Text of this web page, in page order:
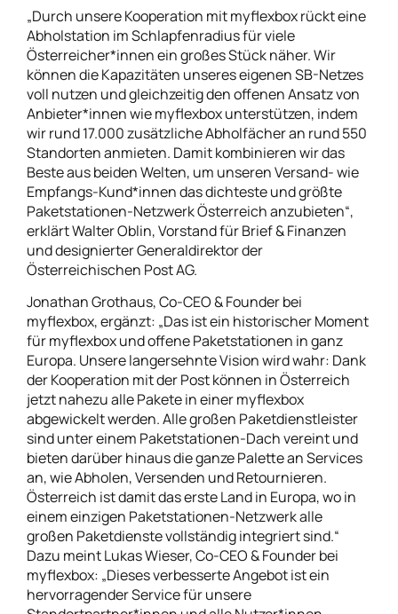
„Durch unsere Kooperation mit myflexbox rückt eine
Abholstation im Schlapfenradius für viele
Österreicher*innen ein großes Stück näher. Wir
können die Kapazitäten unseres eigenen SB-Netzes
voll nutzen und gleichzeitig den offenen Ansatz von
Anbieter*innen wie myflexbox unterstützen, indem
wir rund 17.000 zusätzliche Abholfächer an rund 550
Standorten anmieten. Damit kombinieren wir das
Beste aus beiden Welten, um unseren Versand- wie
Empfangs-Kund*innen das dichteste und größte
Paketstationen-Netzwerk Österreich anzubieten“,
erklärt Walter Oblin, Vorstand für Brief & Finanzen
und designierter Generaldirektor der
Österreichischen Post AG.
Jonathan Grothaus, Co-CEO & Founder bei
myflexbox, ergänzt: „Das ist ein historischer Moment
für myflexbox und offene Paketstationen in ganz
Europa. Unsere langersehnte Vision wird wahr: Dank
der Kooperation mit der Post können in Österreich
jetzt nahezu alle Pakete in einer myflexbox
abgewickelt werden. Alle großen Paketdienstleister
sind unter einem Paketstationen-Dach vereint und
bieten darüber hinaus die ganze Palette an Services
an, wie Abholen, Versenden und Retournieren.
Österreich ist damit das erste Land in Europa, wo in
einem einzigen Paketstationen-Netzwerk alle
großen Paketdienste vollständig integriert sind.“
Dazu meint Lukas Wieser, Co-CEO & Founder bei
myflexbox: „Dieses verbesserte Angebot ist ein
hervorragender Service für unsere